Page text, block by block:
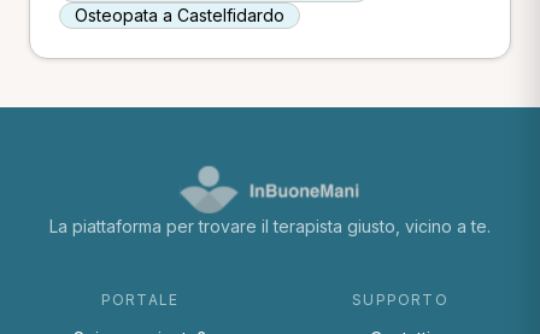
Osteopata a Castelfidardo
La piattaforma per trovare il terapista giusto, vicino a te.
PORTALE SUPPORTO